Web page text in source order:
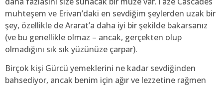
muhteşem ve Erivan’daki en sevdiğim şeylerden uzak bir
şey, özellikle de Ararat’a daha iyi bir şekilde bakarsanız
(ve bu genellikle olmaz – ancak, gerçekten olup
olmadığını sık sık yüzünüze çarpar).
Birçok kişi Gürcü yemeklerini ne kadar sevdiğinden
bahsediyor, ancak benim için ağır ve lezzetine rağmen